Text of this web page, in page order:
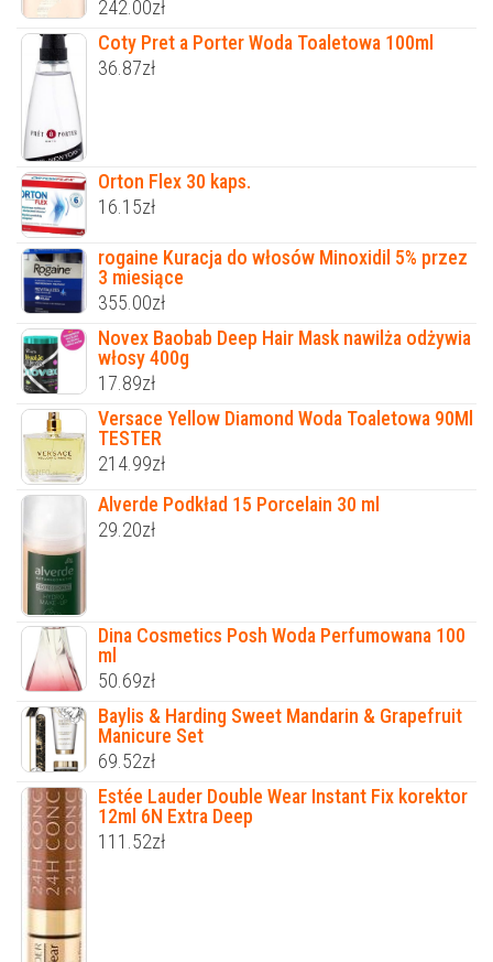
242.00zł
Coty Pret a Porter Woda Toaletowa 100ml
36.87zł
Orton Flex 30 kaps.
16.15zł
rogaine Kuracja do włosów Minoxidil 5% przez
3 miesiące
355.00zł
Novex Baobab Deep Hair Mask nawilża odżywia
włosy 400g
17.89zł
Versace Yellow Diamond Woda Toaletowa 90Ml
TESTER
214.99zł
Alverde Podkład 15 Porcelain 30 ml
29.20zł
Dina Cosmetics Posh Woda Perfumowana 100
ml
50.69zł
Baylis & Harding Sweet Mandarin & Grapefruit
Manicure Set
69.52zł
Estée Lauder Double Wear Instant Fix korektor
12ml 6N Extra Deep
111.52zł